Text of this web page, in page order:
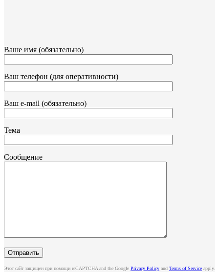
Ваше имя (обязательно)
Ваш телефон (для оперативности)
Ваш e-mail (обязательно)
Тема
Сообщение
Этот сайт защищен при помощи reCAPTCHA and the Google Privacy Policy and Terms of Service apply.